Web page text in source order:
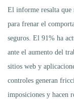
El informe resalta que
para frenar el
seguros. El 91% ha
ante el aumento del
sitios web y
controles generan
imposiciones y hacen